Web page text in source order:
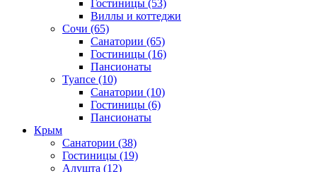
Гостиницы (53)
Виллы и коттеджи
Сочи (65)
Санатории (65)
Гостиницы (16)
Пансионаты
Туапсе (10)
Санатории (10)
Гостиницы (6)
Пансионаты
Крым
Санатории (38)
Гостиницы (19)
Алушта (12)